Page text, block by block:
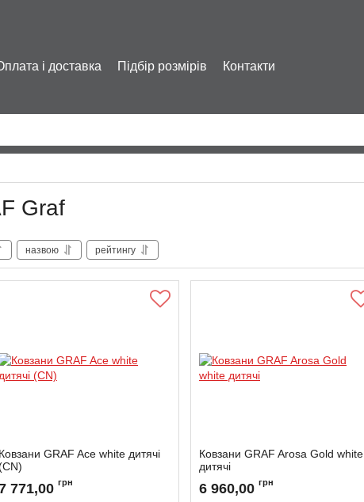
і доставка Підбір розмірів Контакти
Graf
назвою рейтингу
Ковзани GRAF Ace white дитячі
ACE-CH-KW-26
771,00 грн
Ковзани GRAF Arosa Gold white
дитячі
AROSAG-КW-25
6 960,00 грн